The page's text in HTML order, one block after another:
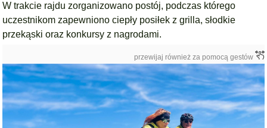
W trakcie rajdu zorganizowano postój, podczas którego
uczestnikom zapewniono ciepły posiłek z grilla, słodkie
przekąski oraz konkursy z nagrodami.
przewijaj również za pomocą gestów